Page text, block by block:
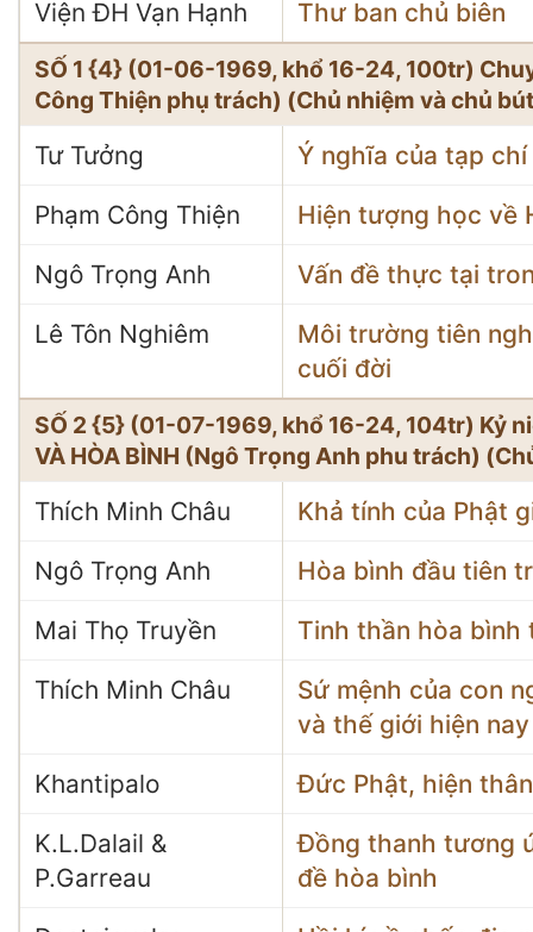
Viện ĐH Vạn Hạnh Thư ban chủ biên
SỐ 1 {4} (01-06-1969, khổ 16-24, 100tr)
Công Thiện phụ trách) (Chủ nhiệm và chủ
Tư Tưởng
Ý nghĩa của tạp
Phạm Công Thiện
Hiện tượng học về
Ngô Trọng Anh
Vấn đề thực tại
Lê Tôn Nghiêm
Môi trường tiên
cuối đời
SỐ 2 {5} (01-07-1969, khổ 16-24, 104tr) Kỷ
VÀ HÒA BÌNH (Ngô Trọng Anh phu trách)
Thích Minh Châu
Khả tính của Phật
Ngô Trọng Anh
Hòa bình đầu tiên
Mai Thọ Truyền
Tinh thần hòa bình
Thích Minh Châu
Sứ mệnh của con
và thế giới hiện nay
Khantipalo
Đức Phật, hiện
K.L.Dalail &
P.Garreau
Đồng thanh tương
đề hòa bình